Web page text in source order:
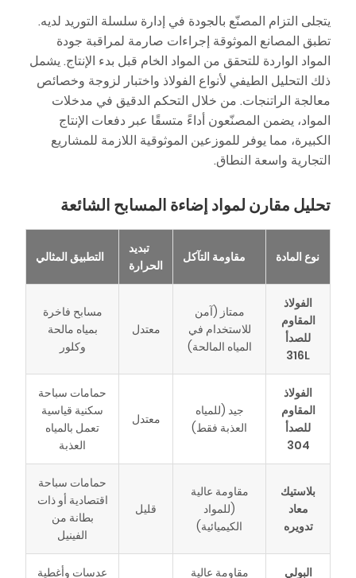
يتجلى التزام المصنّع بالجودة في إدارة سلسلة التوريد لديه.
تطبق المصانع الموثوقة إجراءات صارمة لمراقبة جودة
المواد الواردة للتحقق من المواد الخام قبل بدء الإنتاج. يشمل
ذلك التحليل الطيفي لأنواع الفولاذ واختبار لزوجة وخصائص
معالجة الراتنجات. من خلال التحكم الدقيق في مدخلات
المواد، يضمن المصنّعون أداءً متسقًا عبر دفعات الإنتاج
الكبيرة، مما يوفر للموزعين الموثوقية اللازمة للمشاريع
التجارية واسعة النطاق.
تحليل مقارن لمواد إضاءة المسابح الشائعة
نوع المادة مقاومة التآكل
تبديد
الحرارة
التطبيق المثالي
الفولاذ
المقاوم
للصدأ
316L
ممتاز (آمن
للاستخدام في
المياه المالحة)
معتدل
مسابح فاخرة
بمياه مالحة
وكلور
الفولاذ
المقاوم
للصدأ
304
جيد (للمياه
العذبة فقط)
معتدل
حمامات سباحة
سكنية قياسية
تعمل بالمياه
العذبة
بلاستيك
معاد
تدويره
مقاومة عالية
(للمواد
الكيميائية)
قليل
حمامات سباحة
اقتصادية أو ذات
بطانة من
الفينيل
البولي مقاومة عالية عدسات وأغطية